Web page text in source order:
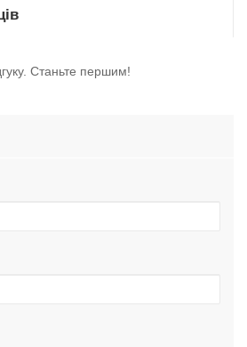
Станьте першим!